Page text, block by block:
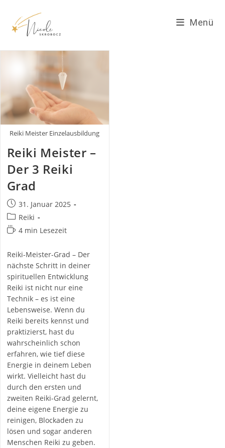
Inhalt
springen
Menü
Reiki Meister Einzelausbildung
Reiki Meister –
Der 3 Reiki
Grad
Beitrag
veröffentlicht:
31. Januar 2025
Beitrags-
Kategorie:
Reiki
Lesedauer:
4 min Lesezeit
Reiki-Meister-Grad – Der
nächste Schritt in deiner
spirituellen Entwicklung
Reiki ist nicht nur eine
Technik – es ist eine
Lebensweise. Wenn du
Reiki bereits kennst und
praktizierst, hast du
wahrscheinlich schon
erfahren, wie tief diese
Energie in deinem Leben
wirkt. Vielleicht hast du
durch den ersten und
zweiten Reiki-Grad gelernt,
deine eigene Energie zu
reinigen, Blockaden zu
lösen und sogar anderen
Menschen Reiki zu geben.